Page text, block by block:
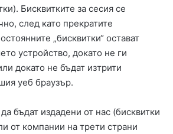
Бисквитките за сесия се
след като прекратите
„бисквитки“ остават
устройство, докато не ги
докато не бъдат изтрити
уеб браузър.
бъдат издадени от нас (бисквитки
от компании на трети страни